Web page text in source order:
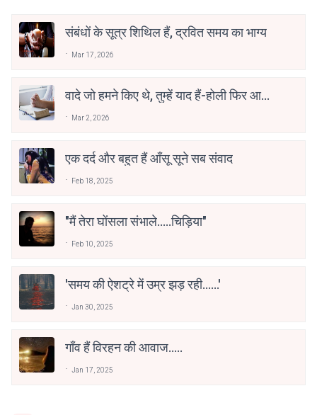
संबंधों के सूत्र शिथिल हैं, द्रवित समय का भाग्य
Mar 17, 2026
वादे जो हमने किए थे, तुम्हें याद हैं-होली फिर आई
Mar 2, 2026
एक दर्द और बहुत हैं आँसू सूने सब संवाद
Feb 18, 2025
"मैं तेरा घोंसला संभाले.....चिड़िया"
Feb 10, 2025
'समय की ऐशट्रे में उम्र झड़ रही......'
Jan 30, 2025
गाँव हैं विरहन की आवाज.....
Jan 17, 2025